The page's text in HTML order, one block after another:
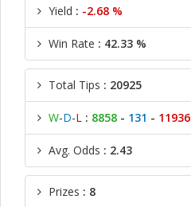
Yield : -2.68 %
Win Rate : 42.33 %
Total Tips : 20925
W-D-L : 8858 - 131 - 11936
Avg. Odds : 2.43
Prizes : 8